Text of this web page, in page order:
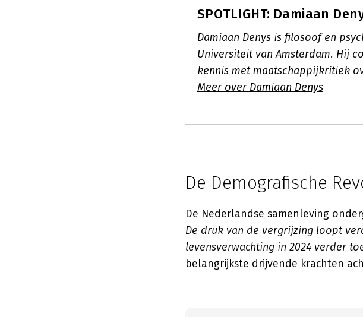
SPOTLIGHT: Damiaan
Damiaan Denys is filosoof en
Universiteit van Amsterdam. Hij
kennis met maatschappijkritiek
Meer over Damiaan Denys
De Demografische
De Nederlandse samenleving
De druk van de vergrijzing loopt
levensverwachting in 2024 verder
belangrijkste drijvende krachten